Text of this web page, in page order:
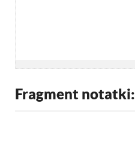
Fragment notatki: